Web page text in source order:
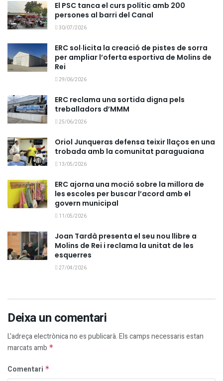
El PSC tanca el curs polític amb 200
persones al barri del Canal
30/07/2026
ERC sol·licita la creació de pistes de sorra
per ampliar l’oferta esportiva de Molins de
Rei
29/06/2026
ERC reclama una sortida digna pels
treballadors d’MMM
25/06/2026
Oriol Junqueras defensa teixir llaços en una
trobada amb la comunitat paraguaiana
13/05/2026
ERC ajorna una moció sobre la millora de
les escoles per buscar l’acord amb el
govern municipal
11/05/2026
Joan Tardà presenta el seu nou llibre a
Molins de Rei i reclama la unitat de les
esquerres
27/04/2026
Deixa un comentari
L'adreça electrònica no es publicarà.Els camps necessaris estan
marcats amb *
Comentari *